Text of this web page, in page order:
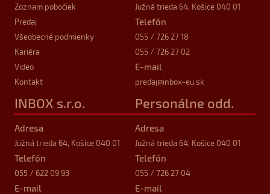
Zoznam pobočiek
Predaj
Všeobecné podmienky
Kariéra
Video
Kontakt
Južná trieda 64, Košice 040 01
Telefón
055 / 726 27 18
055 / 726 27 02
E-mail
predaj@inbox-eu.sk
INBOX s.r.o.
Adresa
Južná trieda 64, Košice 040 01
Telefón
055 / 622 09 93
E-mail
Personálne odd.
Adresa
Južná trieda 64, Košice 040 01
Telefón
055 / 726 27 04
E-mail